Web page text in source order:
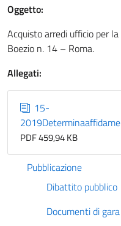
Oggetto:
Acquisto arredi ufficio per
Boezio n. 14 – Roma.
Allegati:
15-
PDF 459,94 KB
Pubblicazione
Dibattito pubblico
Documenti di gara